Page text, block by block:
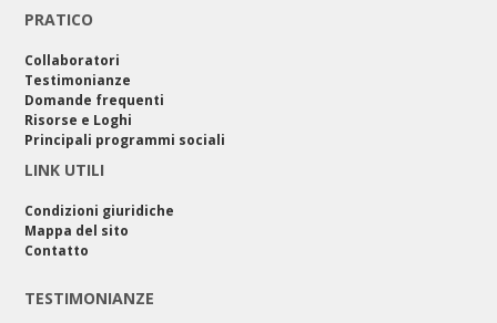
PRATICO
Collaboratori
Testimonianze
Domande frequenti
Risorse e Loghi
Principali programmi sociali
LINK UTILI
Condizioni giuridiche
Mappa del sito
Contatto
TESTIMONIANZE